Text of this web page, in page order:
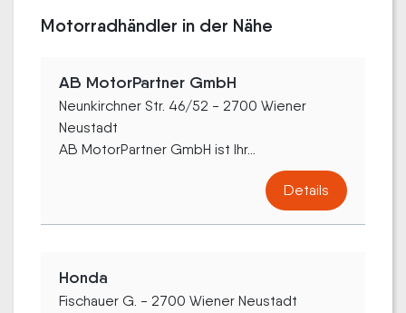
Motorradhändler in der Nähe
AB MotorPartner GmbH
Neunkirchner Str. 46/52 - 2700 Wiener
Neustadt
AB MotorPartner GmbH ist Ihr...
Details
Honda
Fischauer G. - 2700 Wiener Neustadt